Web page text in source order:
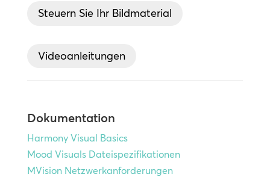
Steuern Sie Ihr Bildmaterial
Videoanleitungen
Dokumentation
Harmony Visual Basics
Mood Visuals Dateispezifikationen
MVision Netzwerkanforderungen